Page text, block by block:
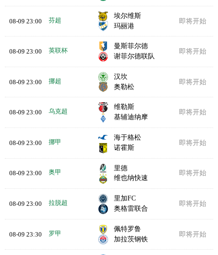
08-09 23:00 芬超
埃尔维斯
玛丽港
即将开始
08-09 23:00 英联杯
曼斯菲尔德
谢菲尔德联队
即将开始
08-09 23:00 挪超
汉坎
奥勒松
即将开始
08-09 23:00 乌克超
维勒斯
基辅迪纳摩
即将开始
08-09 23:00 挪甲
海于格松
诺霍斯
即将开始
08-09 23:00 奥甲
里德
维也纳快速
即将开始
08-09 23:00 拉脱超
里加FC
奥格雷联合
即将开始
08-09 23:30 罗甲
佩特罗鲁
加拉茨钢铁
即将开始